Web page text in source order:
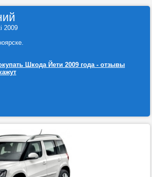
2009
Шкода Йети 2009 года - отзывы